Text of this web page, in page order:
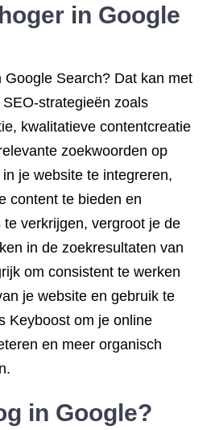
in Google
Search? Dat kan met
strategieën zoals
kwalitatieve contentcreatie
zoekwoorden op
je website te integreren,
content te bieden en
verkrijgen, vergroot je de
in de zoekresultaten van
om consistent te werken
je website en gebruik te
Keyboost om je online
en meer organisch
in Google?